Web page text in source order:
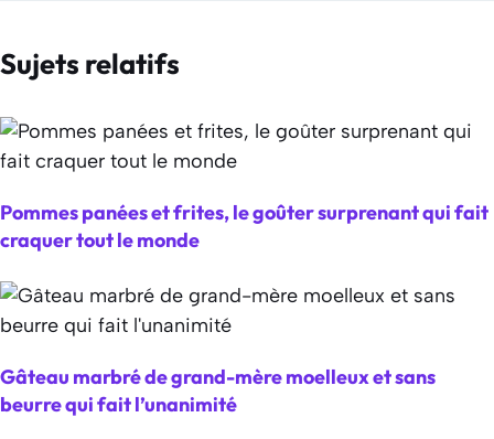
Sujets relatifs
Pommes panées et frites, le goûter surprenant qui fait
craquer tout le monde
Gâteau marbré de grand-mère moelleux et sans
beurre qui fait l’unanimité